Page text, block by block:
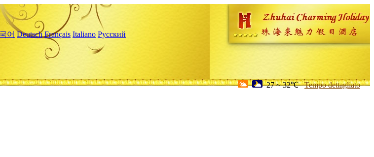
어 Deutsch Français Italiano Русский
27 ~ 32℃ Tempo dettagliato